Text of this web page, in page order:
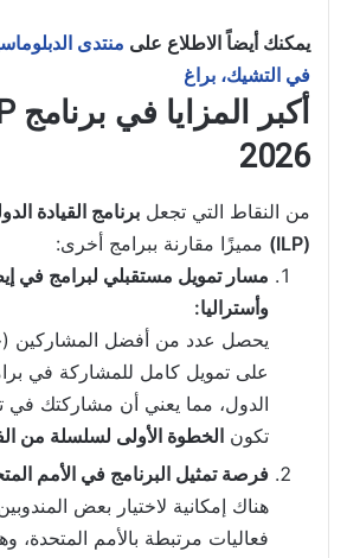
يمكنك أيضاً الاطلاع على منتدى
في التشيك، براغ
2026
من النقاط التي تجعل
(ILP)
مميزًا مقارنة ببرامج أخرى:
مسار تمويل مستقبلي لبرامج في
وأستراليا:
على تمويل كامل للمشاركة في
الدول، مما يعني أن مشاركتك في
تكون الخطوة الأولى لسلسلة من
فرصة تمثيل البرنامج في الأمم
هناك إمكانية لاختيار بعض
فعاليات مرتبطة بالأمم المتحدة،